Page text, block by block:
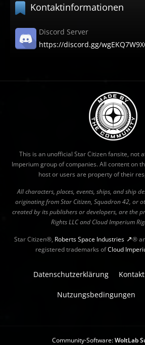
Kontaktinformationen
Discord Server
https://discord.gg/
This is an unofficial Star Citizen fansite, not
Imperium group of companies. All content on
host or users are property of their
All characters, places, events, ships, and ship
originating from Star Citizen, Squadron 42, or
created by its publishers or developers, are the
Rights LLC and Cloud Imperium
Star Citizen®, Roberts Space Industries
®
registered trademarks ofCloud
Datenschutzerklärung Kontakt
Nutzungsbedingungen
Community-Software:WoltLab